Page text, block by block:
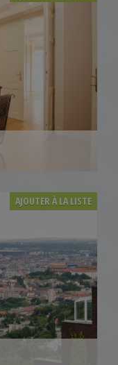
AJOUTER À LA LISTE